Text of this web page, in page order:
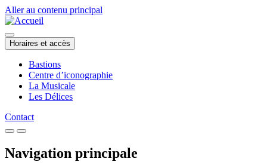
Aller au contenu principal
Horaires et accès
Bastions
Centre d’iconographie
La Musicale
Les Délices
Contact
Navigation principale